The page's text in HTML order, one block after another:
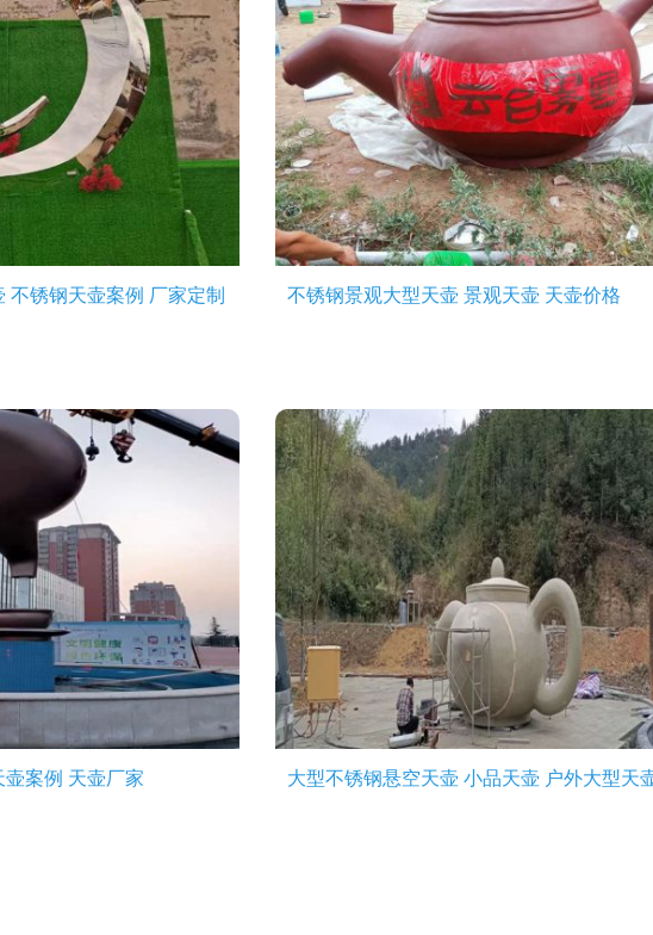
不锈钢天壶案例 厂家定制 不锈钢景观大型天壶 景观天壶 天壶价格
案例 天壶厂家 大型不锈钢悬空天壶 小品天壶 户外大型天